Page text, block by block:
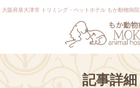
大阪府泉大津市 トリミング・ペットホテル もか動物病院
記事詳細